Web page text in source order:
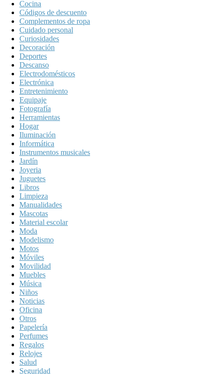
Cocina
Códigos de descuento
Complementos de ropa
Cuidado personal
Curiosidades
Decoración
Deportes
Descanso
Electrodomésticos
Electrónica
Entretenimiento
Equipaje
Fotografía
Herramientas
Hogar
Iluminación
Informática
Instrumentos musicales
Jardín
Joyeria
Juguetes
Libros
Limpieza
Manualidades
Mascotas
Material escolar
Moda
Modelismo
Motos
Móviles
Movilidad
Muebles
Música
Niños
Noticias
Oficina
Otros
Papelería
Perfumes
Regalos
Relojes
Salud
Seguridad